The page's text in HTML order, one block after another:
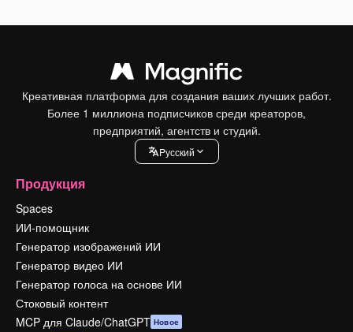
Креативная платформа для создания ваших лучших работ.
Более 1 миллиона подписчиков среди креаторов,
предприятий, агентств и студий.
Pусский
Продукция
Spaces
ИИ-помощник
Генератор изображений ИИ
Генератор видео ИИ
Генератор голоса на основе ИИ
Стоковый контент
MCP для Claude/ChatGPT Новое